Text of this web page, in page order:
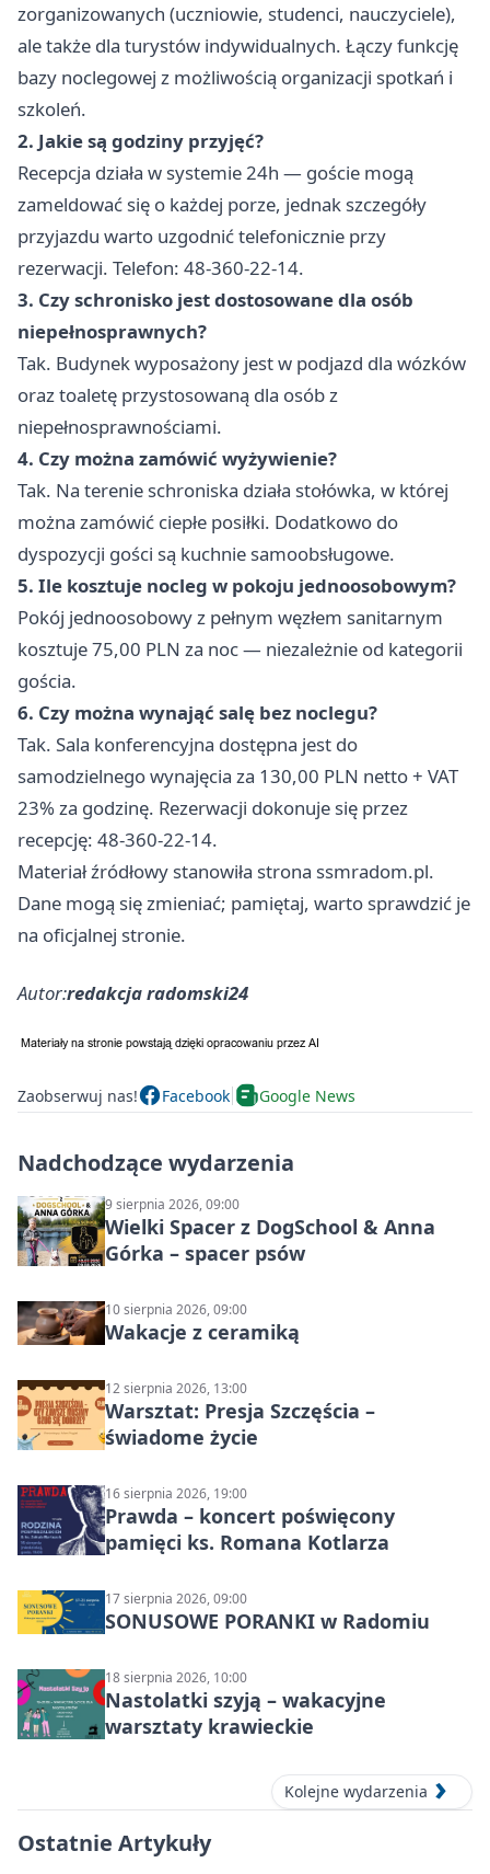
zorganizowanych (uczniowie, studenci, nauczyciele),
ale także dla turystów indywidualnych. Łączy funkcję
bazy noclegowej z możliwością organizacji spotkań i
szkoleń.
2. Jakie są godziny przyjęć?
Recepcja działa w systemie 24h — goście mogą
zameldować się o każdej porze, jednak szczegóły
przyjazdu warto uzgodnić telefonicznie przy
rezerwacji. Telefon: 48-360-22-14.
3. Czy schronisko jest dostosowane dla osób
niepełnosprawnych?
Tak. Budynek wyposażony jest w podjazd dla wózków
oraz toaletę przystosowaną dla osób z
niepełnosprawnościami.
4. Czy można zamówić wyżywienie?
Tak. Na terenie schroniska działa stołówka, w której
można zamówić ciepłe posiłki. Dodatkowo do
dyspozycji gości są kuchnie samoobsługowe.
5. Ile kosztuje nocleg w pokoju jednoosobowym?
Pokój jednoosobowy z pełnym węzłem sanitarnym
kosztuje 75,00 PLN za noc — niezależnie od kategorii
gościa.
6. Czy można wynająć salę bez noclegu?
Tak. Sala konferencyjna dostępna jest do
samodzielnego wynajęcia za 130,00 PLN netto + VAT
23% za godzinę. Rezerwacji dokonuje się przez
recepcję: 48-360-22-14.
Materiał źródłowy stanowiła strona ssmradom.pl.
Dane mogą się zmieniać; pamiętaj, warto sprawdzić je
na oficjalnej stronie.
Autor:redakcja radomski24
Zaobserwuj nas! Facebook Google News
Nadchodzące wydarzenia
9 sierpnia 2026, 09:00
Wielki Spacer z DogSchool & Anna
Górka – spacer psów
10 sierpnia 2026, 09:00
Wakacje z ceramiką
12 sierpnia 2026, 13:00
Warsztat: Presja Szczęścia –
świadome życie
16 sierpnia 2026, 19:00
Prawda – koncert poświęcony
pamięci ks. Romana Kotlarza
17 sierpnia 2026, 09:00
SONUSOWE PORANKI w Radomiu
18 sierpnia 2026, 10:00
Nastolatki szyją – wakacyjne
warsztaty krawieckie
Kolejne wydarzenia
Ostatnie Artykuły